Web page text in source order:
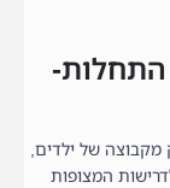
של ילדים,
המצופות